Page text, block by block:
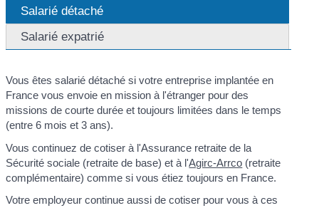
Salarié détaché
Salarié expatrié
Vous êtes salarié détaché si votre entreprise implantée en
France vous envoie en mission à l'étranger pour des
missions de courte durée et toujours limitées dans le temps
(entre 6 mois et 3 ans).
Vous continuez de cotiser à l'Assurance retraite de la
Sécurité sociale (retraite de base) et à l'Agirc-Arrco (retraite
complémentaire) comme si vous étiez toujours en France.
Votre employeur continue aussi de cotiser pour vous à ces